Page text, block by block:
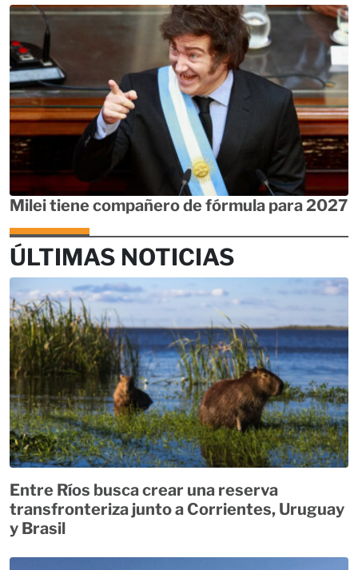
Milei tiene compañero de fórmula para 2027
ÚLTIMAS NOTICIAS
Entre Ríos busca crear una reserva
transfronteriza junto a Corrientes, Uruguay
y Brasil